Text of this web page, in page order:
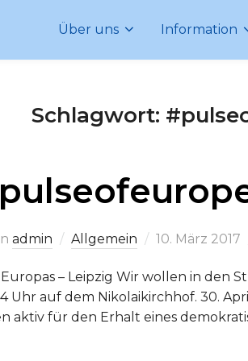
Über uns Information
Schlagwort:
admin Allgemein
Veröffentlicht
10. März 2017
– Leipzig Wir wollen in den
Uhr auf dem Nikolaikirchhof. 30.
aktiv für den Erhalt eines